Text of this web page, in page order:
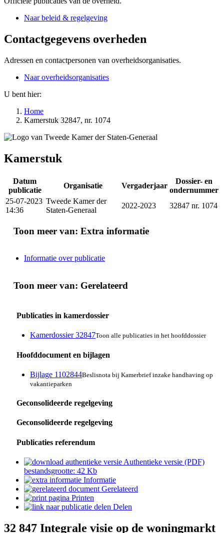
Naar beleid & regelgeving
Contactgegevens overheden
Adressen en contactpersonen van overheidsorganisaties.
Naar overheidsorganisaties
U bent hier:
Home
Kamerstuk 32847, nr. 1074
Kamerstuk
Datum
publicatie
Organisatie Vergaderjaar
Dossier- en
ondernummer
25-07-2023
14:36
Tweede Kamer der
Staten-Generaal
2022-2023 32847 nr. 1074
Toon meer van: Extra informatie
Informatie over publicatie
Toon meer van: Gerelateerd
Publicaties in kamerdossier
Kamerdossier 32847Toon alle publicaties in het hoofddossier
Hoofddocument en bijlagen
Bijlage 1102844Beslisnota bij Kamerbrief inzake handhaving op
vakantieparken
Geconsolideerde regelgeving
Geconsolideerde regelgeving
Publicaties referendum
Authentieke versie (PDF)
bestandsgrootte: 42 Kb
Informatie
Gerelateerd
Printen
Delen
32 847 Integrale visie op de woningmarkt